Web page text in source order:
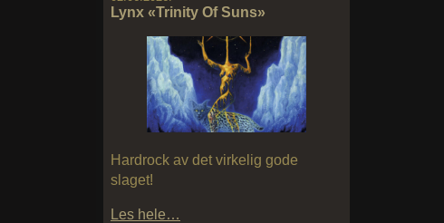
Lynx «Trinity Of Suns»
Hardrock av det virkelig gode
slaget!
Les hele…